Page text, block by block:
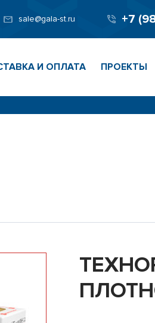
sale@gala-st.ru +7
И ОПЛАТА ПРОЕКТЫ